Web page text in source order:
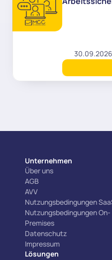
30.09.2026
Unternehmen
Über uns
AGB
AVV
Nutzungsbedingungen
Nutzungsbedingungen On-
Premises
Datenschutz
Impressum
Lösungen